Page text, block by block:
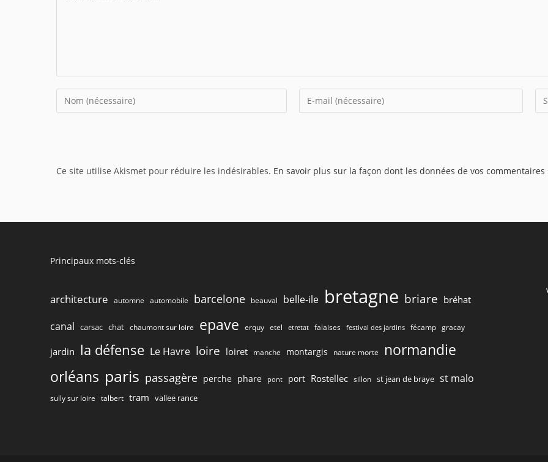
Enter
your
to
Enter
your
comment
Ce site utilise Akismet pour réduire les indésirables. En savoir plus sur la façon dont les données de vos
Principaux mots-clés
architecture automne automobile barcelone beauval belle-ile bretagne briare bréhat
canal carsac chat chaumont sur loire epave erquy etel etretat falaises festival des jardins fécamp gracay
jardin la défense Le Havre loire loiret manche montargis nature morte
normandie
orléans paris passagère perche phare pont port Rostellec sillon st jean de braye st malo
sully sur loire talbert tram vallee rance